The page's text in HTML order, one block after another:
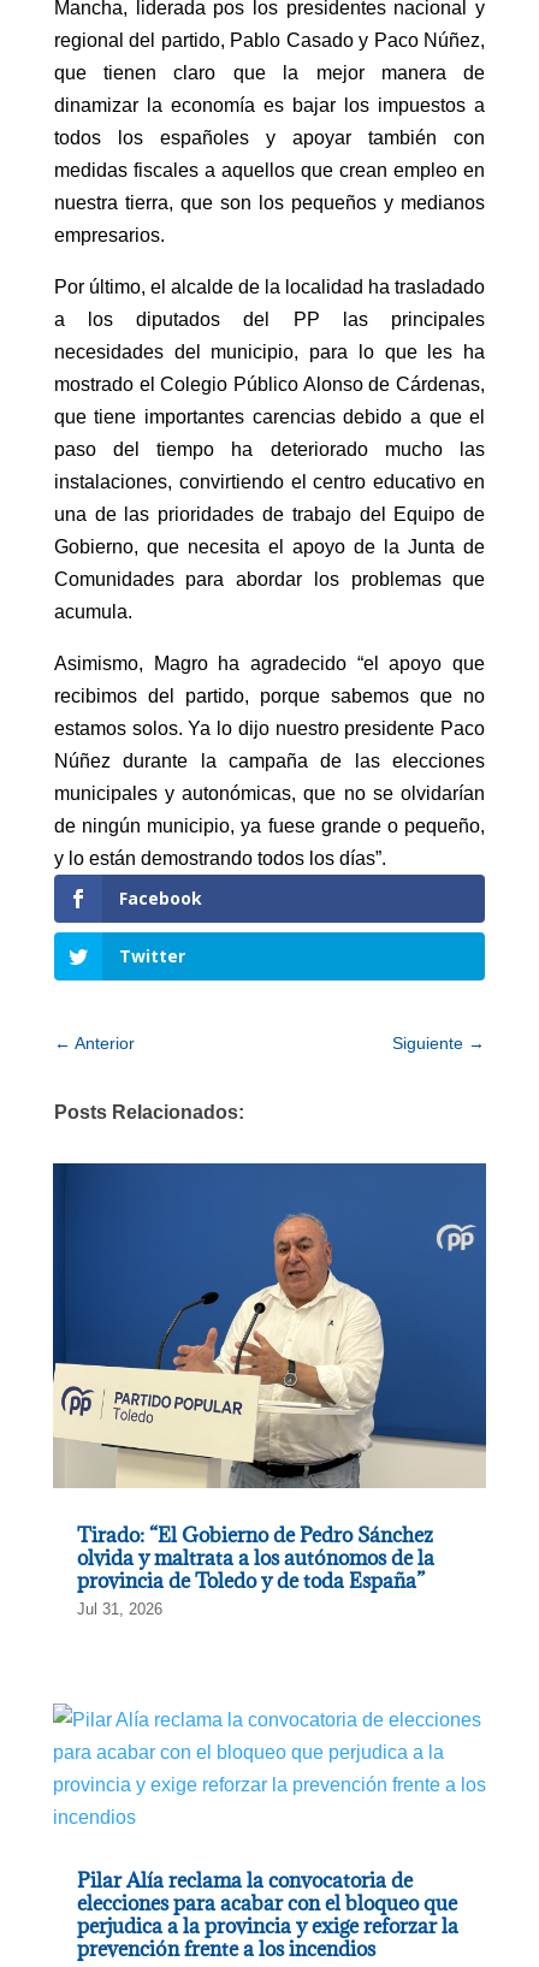
Mancha, liderada pos los presidentes nacional y
regional del partido, Pablo Casado y Paco Núñez,
que tienen claro que la mejor manera de
dinamizar la economía es bajar los impuestos a
todos los españoles y apoyar también con
medidas fiscales a aquellos que crean empleo en
nuestra tierra, que son los pequeños y medianos
empresarios.
Por último, el alcalde de la localidad ha trasladado
a los diputados del PP las principales
necesidades del municipio, para lo que les ha
mostrado el Colegio Público Alonso de Cárdenas,
que tiene importantes carencias debido a que el
paso del tiempo ha deteriorado mucho las
instalaciones, convirtiendo el centro educativo en
una de las prioridades de trabajo del Equipo de
Gobierno, que necesita el apoyo de la Junta de
Comunidades para abordar los problemas que
acumula.
Asimismo, Magro ha agradecido “el apoyo que
recibimos del partido, porque sabemos que no
estamos solos. Ya lo dijo nuestro presidente Paco
Núñez durante la campaña de las elecciones
municipales y autonómicas, que no se olvidarían
de ningún municipio, ya fuese grande o pequeño,
y lo están demostrando todos los días”.
Facebook
Twitter
← Anterior Siguiente →
Posts Relacionados:
Tirado: “El Gobierno de Pedro Sánchez
olvida y maltrata a los autónomos de la
provincia de Toledo y de toda España”
Jul 31, 2026
Pilar Alía reclama la convocatoria de
elecciones para acabar con el bloqueo que
perjudica a la provincia y exige reforzar la
prevención frente a los incendios